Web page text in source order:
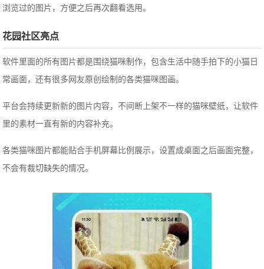
浏览过的图片，方便之后再次翻看选用。
花园社区亮点
软件里面的所有图片都是围绕猫咪制作，包含生活中随手拍下的小猫日
常画面，还有很多网友原创绘制的各类猫咪图画。
平台会持续更新新的图片内容，不间断上架不一样的猫咪壁纸，让软件
里的素材一直有新的内容补充。
各类猫咪图片都能贴合手机屏幕比例展示，设置成桌面之后画面完整，
不会有裁切缺失的情况。